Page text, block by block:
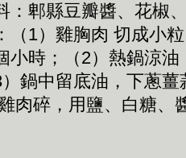
：郫縣豆瓣醬、花椒
（1）雞胸肉 切成小
小時；（2）熱鍋涼
鍋中留底油，下蔥
肉碎，用鹽、白糖、